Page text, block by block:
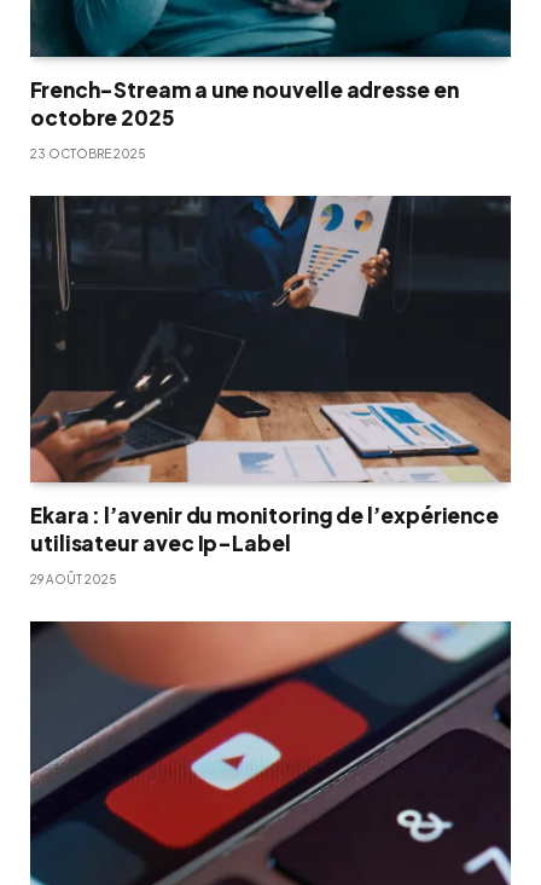
French-Stream a une nouvelle adresse en
octobre 2025
23 OCTOBRE 2025
Ekara : l’avenir du monitoring de l’expérience
utilisateur avec Ip-Label
29 AOÛT 2025